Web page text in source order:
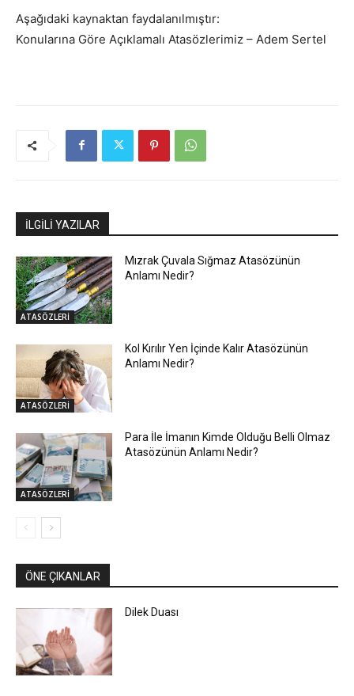
Aşağıdaki kaynaktan faydalanılmıştır:
Konularına Göre Açıklamalı Atasözlerimiz – Adem Sertel
İLGİLİ YAZILAR
ATASÖZLERİ
Mızrak Çuvala Sığmaz Atasözünün
Anlamı Nedir?
ATASÖZLERİ
Kol Kırılır Yen İçinde Kalır Atasözünün
Anlamı Nedir?
ATASÖZLERİ
Para İle İmanın Kimde Olduğu Belli Olmaz
Atasözünün Anlamı Nedir?
ÖNE ÇIKANLAR
Dilek Duası